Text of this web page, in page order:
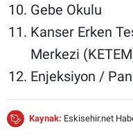
Gebe Okulu
Kanser Erken
Merkezi
Enjeksiyon /
Kaynak: Eskisehir.net